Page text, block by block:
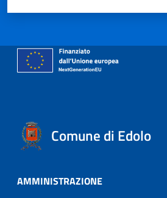
Comune di Edolo
AMMINISTRAZIONE